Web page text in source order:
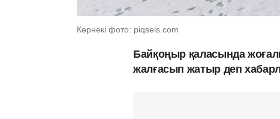
Көрнекі фото: piqsels.com
Байқоңыр қаласында
жалғасып жатыр деп